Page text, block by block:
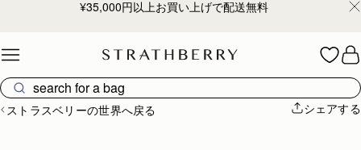
Skip to content¥35,000円以上お買い上げで配送無料
ストラスベリーの世界へ戻る シェアする